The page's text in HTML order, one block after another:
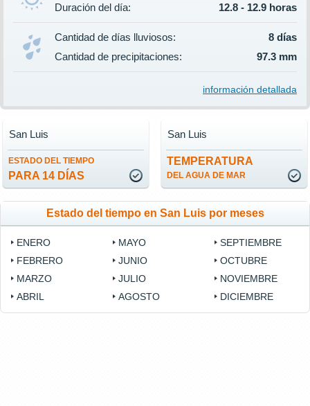
Duración del día:
12.8 - 12.9 horas
Cantidad de días lluviosos:
8 días
Cantidad de precipitaciones:
97.3 mm
información detallada
ESTADO DEL TIEMPO
PARA 14 DÍAS
San Luis
TEMPERATURA
DEL AGUA DE MAR
San Luis
Estado del tiempo en San Luis por meses
ENERO
FEBRERO
MARZO
ABRIL
MAYO
JUNIO
JULIO
AGOSTO
SEPTIEMBRE
OCTUBRE
NOVIEMBRE
DICIEMBRE